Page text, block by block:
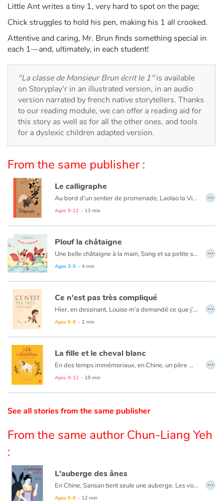
Around the world
Learning
Documentaries
With the family
Daily life and hobbies
Festivals and events
Love and friendship
Social issues
Emotions and feelings
Catalogue anglais
Contraste +
Help
Home
Schools
Libraries
Videos & Tutorials
Little Ant writes a tiny 1, very hard to spot on the page;
Chick struggles to hold his pen, making his 1 all crooked.
Attentive and caring, Mr. Brun finds something special in
each 1—and, ultimately, in each student!
"La classe de Monsieur Brun écrit le 1"is available
on Storyplay'r in an illustrated version, in an audio
version narrated by french native storytellers. Thanks
to our reading module, we can offer a reading aid for
this story as well as for all the other ones, and tools
for a dyslexic children adapted version.
From the same publisher :
Le calligraphe
Au bord d’un sentier de promenade, Laolao la Vieille est soucieuse. En cette fraiche saison, personne pour acheter ses éventails. Où trouvera-t-elle l’argent pour nourrir son petit fils ? Passant par là, le célèbre calligraphe Wang est attendri mais il a son idée pour aider Laolao. Il embellira les éventails de sa belle écriture et il fera des miracles ! Cette histoire de don et de générosité est inspirée de la vie du plus célèbre calligraphe chinois, WANG Xizhi (IVe siècle).
Ages 9-12 - 13 min
…
Plouf la châtaigne
Une belle châtaigne à la main, Song et sa petite sœur Shu s’en vont l’offrir à grand-père qui vit au moulin. Mais l'aigle joue les trouble-fête et plouf ! La châtaigne tombe dans le ruisseau…
Ages 3-5 - 4 min
…
Ce n'est pas très compliqué
Hier, en dessinant, Louise m’a demandé ce que j’avais dans la tête. Je n’ai pas su quoi répondre. Alors, j’ai voulu voir. Ce n’est pas très compliqué…
Ages 6-8 - 2 min
…
La fille et le cheval blanc
En des temps immémoriaux, en Chine, un père mobilisé à la guerre quitte sa maison, laissant seule sa fille à qui il offre un poulain blanc. Plus tard, la fille, imprudente, promet à son cheval de l’épouser s’il lui ramène ce père absent. S’étant exécuté, l’animal se montre impatient tandis que la fille feint d’ignorer la promesse. C’est alors que le père découvre le serment insensé… De sa réaction, découlera le destin de la fille, de son cheval blanc et l’apparition du premier fil de soie.
Ages 9-12 - 18 min
…
See all stories from the same publisher
From the same author Chun-Liang Yeh
:
L'auberge des ânes
En Chine, Sansan tient seule une auberge. Les voyageurs sont nombreux à séjourner chez elle et son commerce est florissant. Il faut dire qu'elle régale ses clients de fameuses galettes... magiques.
Ages 6-8 - 12 min
…